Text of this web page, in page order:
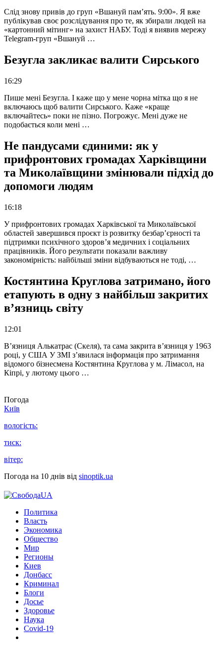
Слід знову привів до груп «Вшануй пам’ять. 9:00». Я вже
публікував своє розслідування про те, як збирали людей на
«картонний мітинг» на захист НАБУ. Тоді я виявив мережу
Telegram-груп «Вшануй …
Безугла закликає валити Сирського
16:29
Пише мені Безугла. І каже що у мене чорна мітка що я не
включаюсь щоб валити Сирського. Каже «краще
включайтесь» поки не пізно. Погрожує. Мені дуже не
подобається коли мені …
Не пандусами єдиними: як у
прифронтових громадах Харківщини
та Миколаївщини змінювали підхід до
допомоги людям
16:18
У прифронтових громадах Харківської та Миколаївської
областей завершився проєкт із розвитку безбар’єрності та
підтримки психічного здоров’я медичних і соціальних
працівників. Його результати показали важливу
закономірність: найбільші зміни відбуваються не тоді, …
Костянтина Круглова затримано, його
етапують в одну з найбільш закритих
в’язниць світу
12:01
В’язниця Алькатрас (Скеля), та сама закрита в’язниця у 1963
році, у США У ЗМІ з’явилася інформація про затримання
відомого бізнесмена Костянтина Круглова у м. Лімасол, на
Кіпрі, у лютому цього …
Погода
Київ
вологість:
тиск:
вітер:
Погода на 10 днів від sinoptik.ua
Политика
Власть
Экономика
Общество
Мир
Регионы
Киев
Донбасс
Криминал
Блоги
Досье
Здоровье
Наука
Covid-19